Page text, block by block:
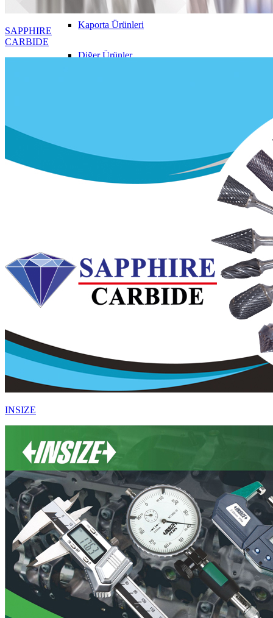
Kaporta Ürünleri
Diğer Ürünler
MTE
Videolar
Menu Menu
Youtube
Instagram
SAPPHIRE
CARBIDE
INSIZE